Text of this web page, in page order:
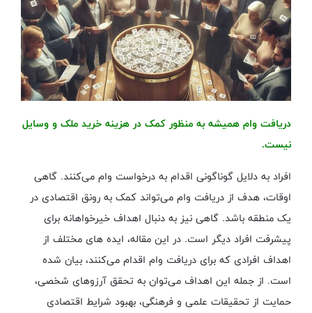
دریافت وام همیشه به منظور کمک در هزینه خرید ملک و وسایل
نیست.
افراد به دلایل گوناگونی اقدام به درخواست وام می‌کنند. گاهی
اوقات، هدف از دریافت وام می‌تواند کمک به رونق اقتصادی در
یک منطقه باشد. گاهی نیز به دنبال اهداف خیرخواهانه برای
پیشرفت افراد دیگر است. در این مقاله، ایده های مختلف از
اهداف افرادی که برای دریافت وام اقدام می‌کنند، بیان شده
است. از جمله این اهداف می‌توان به تحقق آرزوهای شخصی،
حمایت از تحقیقات علمی و فرهنگی، بهبود شرایط اقتصادی